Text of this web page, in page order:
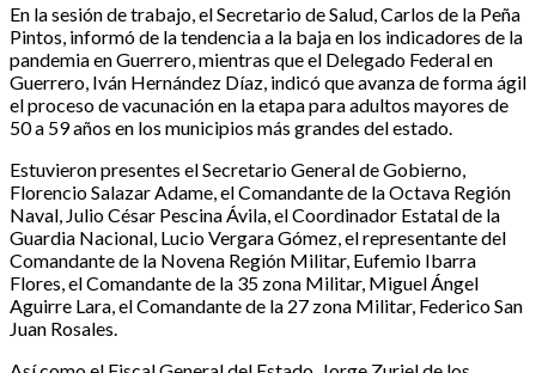
En la sesión de trabajo, el Secretario de Salud, Carlos de la Peña
Pintos, informó de la tendencia a la baja en los indicadores de la
pandemia en Guerrero, mientras que el Delegado Federal en
Guerrero, Iván Hernández Díaz, indicó que avanza de forma ágil
el proceso de vacunación en la etapa para adultos mayores de
50 a 59 años en los municipios más grandes del estado.
Estuvieron presentes el Secretario General de Gobierno,
Florencio Salazar Adame, el Comandante de la Octava Región
Naval, Julio César Pescina Ávila, el Coordinador Estatal de la
Guardia Nacional, Lucio Vergara Gómez, el representante del
Comandante de la Novena Región Militar, Eufemio Ibarra
Flores, el Comandante de la 35 zona Militar, Miguel Ángel
Aguirre Lara, el Comandante de la 27 zona Militar, Federico San
Juan Rosales.